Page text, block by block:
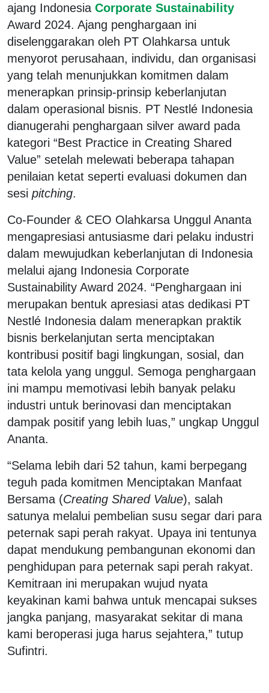
ajang Indonesia Corporate Sustainability
Award 2024. Ajang penghargaan ini
diselenggarakan oleh PT Olahkarsa untuk
menyorot perusahaan, individu, dan organisasi
yang telah menunjukkan komitmen dalam
menerapkan prinsip-prinsip keberlanjutan
dalam operasional bisnis. PT Nestlé Indonesia
dianugerahi penghargaan silver award pada
kategori “Best Practice in Creating Shared
Value” setelah melewati beberapa tahapan
penilaian ketat seperti evaluasi dokumen dan
sesi pitching.
Co-Founder & CEO Olahkarsa Unggul Ananta
mengapresiasi antusiasme dari pelaku industri
dalam mewujudkan keberlanjutan di Indonesia
melalui ajang Indonesia Corporate
Sustainability Award 2024. “Penghargaan ini
merupakan bentuk apresiasi atas dedikasi PT
Nestlé Indonesia dalam menerapkan praktik
bisnis berkelanjutan serta menciptakan
kontribusi positif bagi lingkungan, sosial, dan
tata kelola yang unggul. Semoga penghargaan
ini mampu memotivasi lebih banyak pelaku
industri untuk berinovasi dan menciptakan
dampak positif yang lebih luas,” ungkap Unggul
Ananta.
“Selama lebih dari 52 tahun, kami berpegang
teguh pada komitmen Menciptakan Manfaat
Bersama (Creating Shared Value), salah
satunya melalui pembelian susu segar dari para
peternak sapi perah rakyat. Upaya ini tentunya
dapat mendukung pembangunan ekonomi dan
penghidupan para peternak sapi perah rakyat.
Kemitraan ini merupakan wujud nyata
keyakinan kami bahwa untuk mencapai sukses
jangka panjang, masyarakat sekitar di mana
kami beroperasi juga harus sejahtera,” tutup
Sufintri.